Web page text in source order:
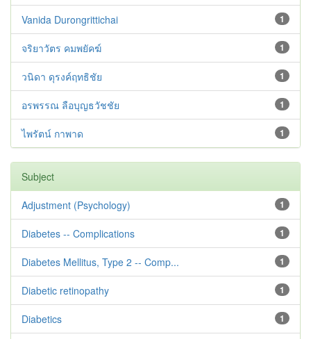
1
Vanida Durongrittichai
1
จริยาวัตร คมพยัคฆ์
1
วนิดา ดุรงค์ฤทธิชัย
1
อรพรรณ ลือบุญธวัชชัย
1
ไพรัตน์ กาพาด
Subject
1
Adjustment ‪(Psychology)
1
Diabetes -- Complications
1
Diabetes Mellitus, Type 2 -- Comp...
1
Diabetic retinopathy
1
Diabetics